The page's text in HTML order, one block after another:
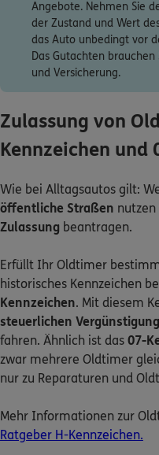
Angebote. Nehmen Sie
der Zustand und Wert
das Auto unbedingt vor
Das Gutachten
und Versicherung.
Zulassung von
Kennzeichen und
Wie bei Alltagsautos gilt:
öffentliche Straßen nutzen
Zulassung beantragen.
Erfüllt Ihr Oldtimer
historisches Kennzeichen
Kennzeichen. Mit diesem
steuerlichen
fahren. Ähnlich ist das 07-
zwar mehrere Oldtimer
nur zu Reparaturen und
Mehr Informationen zur
Ratgeber H-Kennzeichen.